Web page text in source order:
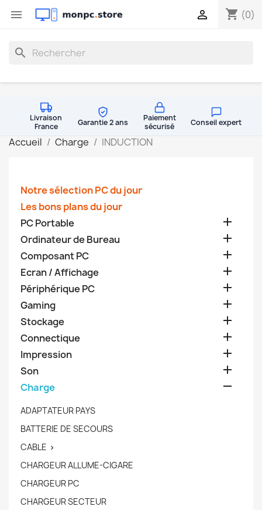
 shopping_cart (0)

search
Livraison
France
Garantie 2 ans
Paiement
sécurisé
Conseil expert
Accueil Charge INDUCTION
Notre sélection PC du jour
Les bons plans du jour
PC Portable

Ordinateur de Bureau 
Composant PC 
Ecran / Affichage 
Périphérique PC 
Gaming 
Stockage 
Connectique 
Impression 
Son 
Charge 
ADAPTATEUR PAYS
BATTERIE DE SECOURS
CABLE 
CHARGEUR ALLUME-CIGARE
CHARGEUR PC
CHARGEUR SECTEUR